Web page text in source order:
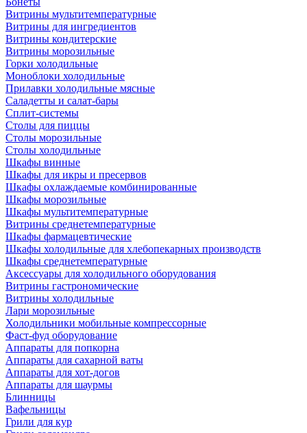
Витрины мультитемпературные
Витрины для ингредиентов
Витрины кондитерские
Витрины морозильные
Горки холодильные
Моноблоки холодильные
Прилавки холодильные мясные
Саладетты и салат-бары
Сплит-системы
Столы для пиццы
Столы морозильные
Столы холодильные
Шкафы винные
Шкафы для икры и пресервов
Шкафы охлаждаемые комбинированные
Шкафы морозильные
Шкафы мультитемпературные
Витрины среднетемпературные
Шкафы фармацевтические
Шкафы холодильные для хлебопекарных производств
Шкафы среднетемпературные
Аксессуары для холодильного оборудования
Витрины гастрономические
Витрины холодильные
Лари морозильные
Холодильники мобильные компрессорные
Фаст-фуд оборудование
Аппараты для попкорна
Аппараты для сахарной ваты
Аппараты для хот-догов
Аппараты для шаурмы
Блинницы
Вафельницы
Грили для кур